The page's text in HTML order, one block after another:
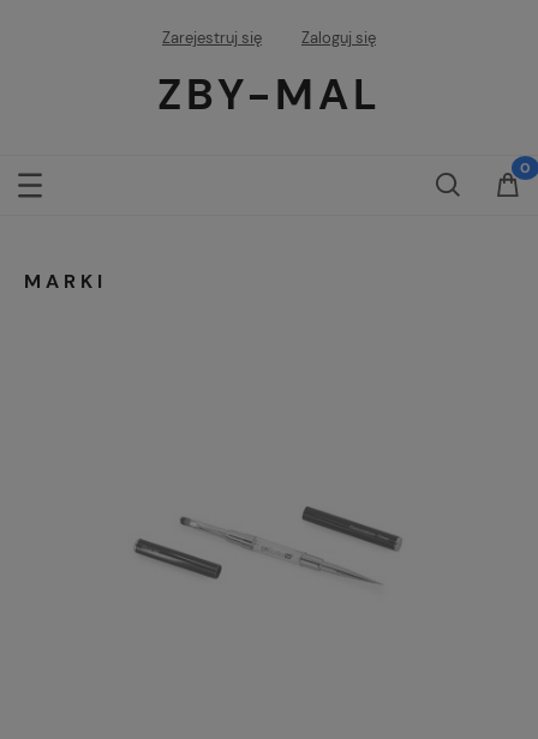
Zarejestruj się Zaloguj się
ZBY-MAL
MARKI